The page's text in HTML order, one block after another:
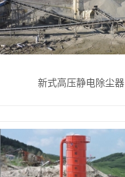
新式高压静电除尘器